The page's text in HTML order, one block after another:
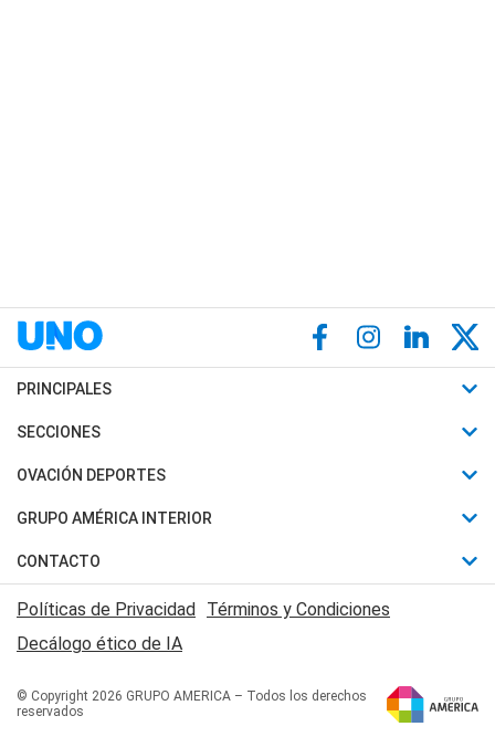
PRINCIPALES
Últimas Noticias
Política
Judiciales
Economia
SECCIONES
Horóscopo
Motores
Trucos caseros
Series y Películas
Edictos y Solicitadas
OVACIÓN DEPORTES
Fútbol
Mundial
Automovilismo
Rugby
Básquet
GRUPO AMÉRICA INTERIOR
Canal 7 en Vivo
San Juan 8
CONTACTO
Acerca de Nosotros
Contactanos
Políticas de Privacidad Términos y Condiciones
Decálogo ético de IA
© Copyright 2026 GRUPO AMERICA – Todos los derechos
reservados